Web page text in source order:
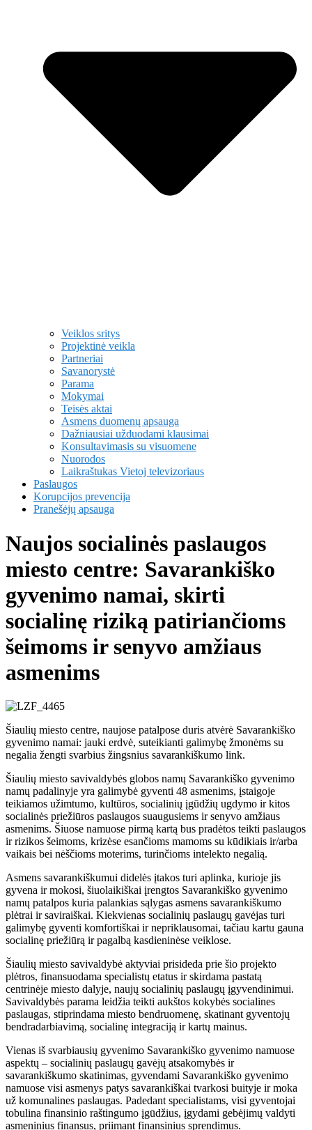
Veiklos sritys
Projektinė veikla
Partneriai
Savanorystė
Parama
Mokymai
Teisės aktai
Asmens duomenų apsauga
Dažniausiai užduodami klausimai
Konsultavimasis su visuomene
Nuorodos
Laikraštukas Vietoj televizoriaus
Paslaugos
Korupcijos prevencija
Pranešėjų apsauga
Naujos socialinės paslaugos
miesto centre: Savarankiško
gyvenimo namai, skirti
socialinę riziką patiriančioms
šeimoms ir senyvo amžiaus
asmenims
Šiaulių miesto centre, naujose patalpose duris atvėrė Savarankiško
gyvenimo namai: jauki erdvė, suteikianti galimybę žmonėms su
negalia žengti svarbius žingsnius savarankiškumo link.
Šiaulių miesto savivaldybės globos namų Savarankiško gyvenimo
namų padalinyje yra galimybė gyventi 48 asmenims, įstaigoje
teikiamos užimtumo, kultūros, socialinių įgūdžių ugdymo ir kitos
socialinės priežiūros paslaugos suaugusiems ir senyvo amžiaus
asmenims. Šiuose namuose pirmą kartą bus pradėtos teikti paslaugos
ir rizikos šeimoms, krizėse esančioms mamoms su kūdikiais ir/arba
vaikais bei nėščioms moterims, turinčioms intelekto negalią.
Asmens savarankiškumui didelės įtakos turi aplinka, kurioje jis
gyvena ir mokosi, šiuolaikiškai įrengtos Savarankiško gyvenimo
namų patalpos kuria palankias sąlygas asmens savarankiškumo
plėtrai ir saviraiškai. Kiekvienas socialinių paslaugų gavėjas turi
galimybę gyventi komfortiškai ir nepriklausomai, tačiau kartu gauna
socialinę priežiūrą ir pagalbą kasdieninėse veiklose.
Šiaulių miesto savivaldybė aktyviai prisideda prie šio projekto
plėtros, finansuodama specialistų etatus ir skirdama pastatą
centrinėje miesto dalyje, naujų socialinių paslaugų įgyvendinimui.
Savivaldybės parama leidžia teikti aukštos kokybės socialines
paslaugas, stiprindama miesto bendruomenę, skatinant gyventojų
bendradarbiavimą, socialinę integraciją ir kartų mainus.
Vienas iš svarbiausių gyvenimo Savarankiško gyvenimo namuose
aspektų – socialinių paslaugų gavėjų atsakomybės ir
savarankiškumo skatinimas, gyvendami Savarankiško gyvenimo
namuose visi asmenys patys savarankiškai tvarkosi buityje ir moka
už komunalines paslaugas. Padedant specialistams, visi gyventojai
tobulina finansinio raštingumo įgūdžius, įgydami gebėjimų valdyti
asmeninius finansus, priimant finansinius sprendimus.